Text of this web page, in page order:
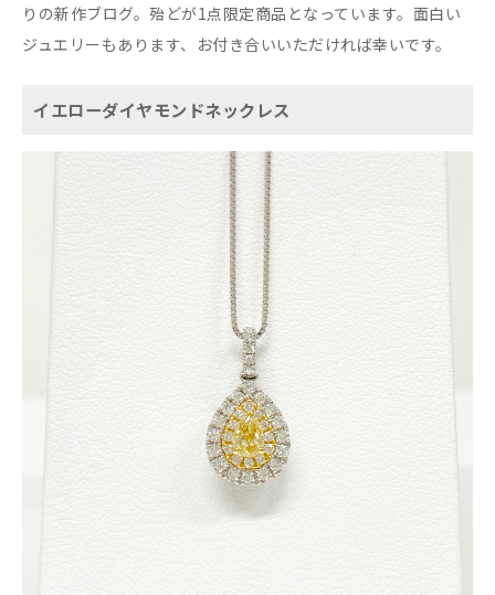
りの新作ブログ。殆どが1点限定商品となっています。面白い
ジュエリーもあります、お付き合いいただければ幸いです。
イエローダイヤモンドネックレス